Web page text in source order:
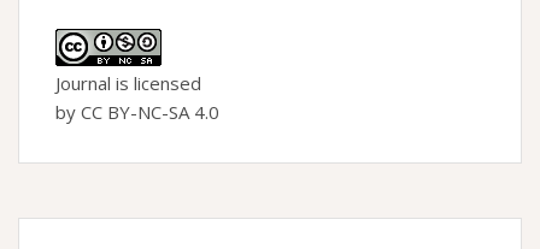
Journal is licensed
by CC BY-NC-SA 4.0